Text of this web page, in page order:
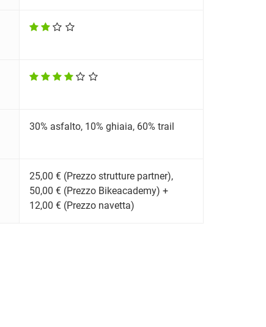
30% asfalto, 10% ghiaia, 60% trail
25,00 € (Prezzo strutture partner),
50,00 € (Prezzo Bikeacademy) +
12,00 € (Prezzo navetta)